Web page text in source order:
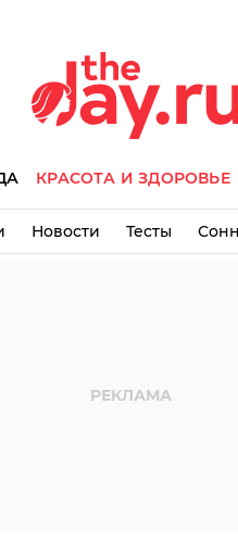
КРАСОТА И ЗДОРОВЬЕ
Новости Тесты